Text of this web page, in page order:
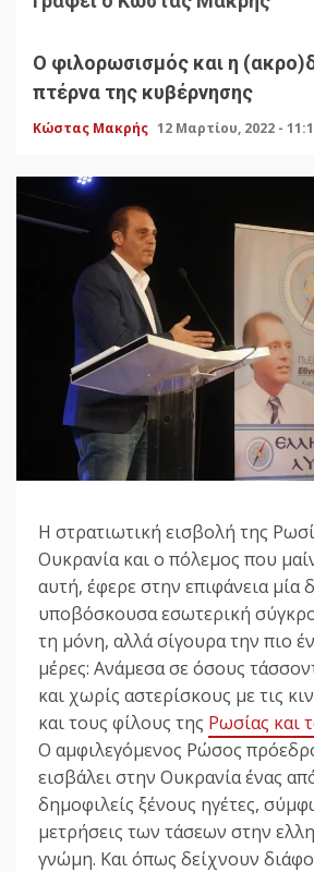
Ο φιλορωσισμός και η
πτέρνα της κυβέρνησης
Κώστας Μακρής 12 Μαρτίου, 2022 -
Η στρατιωτική εισβολή της
Ουκρανία και ο πόλεμος που
αυτή, έφερε στην επιφάνεια μία
υποβόσκουσα εσωτερική
τη μόνη, αλλά σίγουρα την πιο
μέρες: Ανάμεσα σε όσους
και χωρίς αστερίσκους με τις
και τους φίλους της Ρωσίας και
Ο αμφιλεγόμενος Ρώσος
εισβάλει στην Ουκρανία ένας
δημοφιλείς ξένους ηγέτες,
μετρήσεις των τάσεων στην
γνώμη. Και όπως δείχνουν